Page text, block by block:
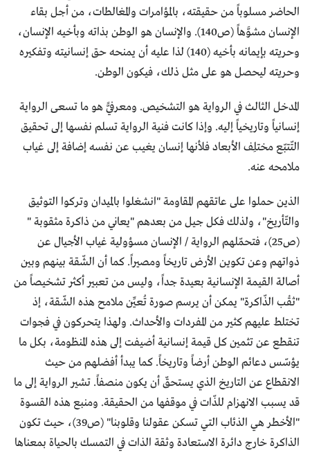
الحاضر مسلوباً من حقيقته، بالمؤامرات والمغالطات، من أجل بقاء
الإنسان مشوَّهاً (ص140). والإنسان هو الوطن بذاته وبأخيه الإنسان،
وحريته بإيمانه بأخيه (140) لذا عليه أن يمنحه حق إنسانيته وتفكيره
وحريته ليحصل هو على مثل ذلك، فيكون الوطن.
المدخل الثالث في الرواية هو التشخيص. ومعرفيًّ هو ما تسعى الرواية
إنسانياً وتاريخياً إليه. وإذا كانت فنية الرواية تسلم نفسها إلى تحقيق
التّتبّع مختلِف الأبعاد فلأنها إنسان يغيب عن نفسه إضافة إلى غياب
ملامحه عنه.
الذين حملوا على عاتقهم المقاومة "انشغلوا بالميدان وتركوا التوثيق
والتّأريخ"، ولذلك فكل جيل من بعدهم "يعاني من ذاكرة مثقوبة "
(ص25)، فتحمّلهم الرواية / الإنسان مسؤولية غياب الأجيال عن
ذواتهم وعن تكوين الأرض تاريخاً ومصيراً. كما أن الشّقة بينهم وبين
أصالة القيمة الإنسانية بعيدة جداً، وليس من تعبير أكثر تشخيصاً من
"ثقْب الذّاكرة" يمكن أن يرسم صورة تُعيِّن ملامح هذه الشّقة، إذ
تختلط عليهم كثير من المفردات والأحداث. ولهذا يتحركون في فجوات
تنقطع عن تثمين كل قيمة إنسانية أضيفت إلى هذه المنظومة، بكل ما
يؤسّس دعائم الوطن أرضاً وتاريخاً. كما يبدأ أفضلهم من حيث
الانقطاع عن التاريخ الذي يستحقّ أن يكون منصفاً. تشير الرواية إلى ما
قد يسبب الانهزام للذّات في موقفها من الحقيقة. ومنبع هذه القسوة
"الأخطر هي الذئاب التي تسكن عقولنا وقلوبنا" (ص39)، حيث تكون
الذاكرة خارج دائرة الاستعادة وثقة الذات في التمسك بالحياة بمعناها